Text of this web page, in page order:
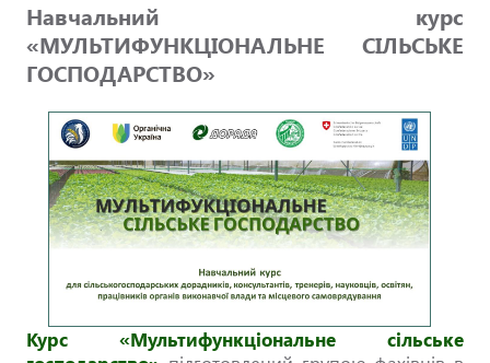
Навчальний курс
«МУЛЬТИФУНКЦІОНАЛЬНЕ СІЛЬСЬКЕ
ГОСПОДАРСТВО»
Курс «Мультифункціональне сільське